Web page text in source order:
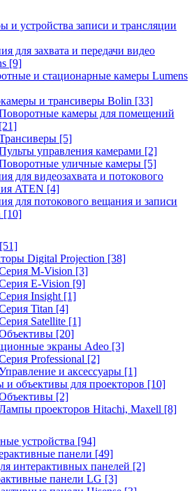
и устройства записи и трансляции
для захвата и передачи видео
[9]
и стационарные камеры Lumens
и трансиверы Bolin [33]
камеры для помещений
[21]
[5]
управления камерами [2]
уличные камеры [5]
для видеозахвата и потокового
ATEN [4]
для потокового вещания и записи
[10]
[51]
Digital Projection [38]
M-Vision [3]
E-Vision [9]
Insight [1]
Titan [4]
Satellite [1]
[20]
экраны Adeo [3]
Professional [2]
и аксессуары [1]
объективы для проекторов [10]
[2]
проекторов Hitachi, Maxell [8]
устройства [94]
панели [49]
интерактивных панелей [2]
панели LG [3]